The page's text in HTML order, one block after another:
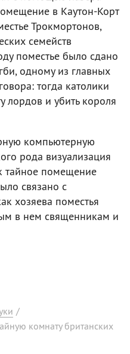
в Каутон-Корт
Трокмортонов,
семейств
поместье было сдано
одному из главных
тогда католики
лордов и убить короля
компьютерную
рода визуализация
тайное помещение
связано с
хозяева поместья
в нем священникам и
/
комнату британских